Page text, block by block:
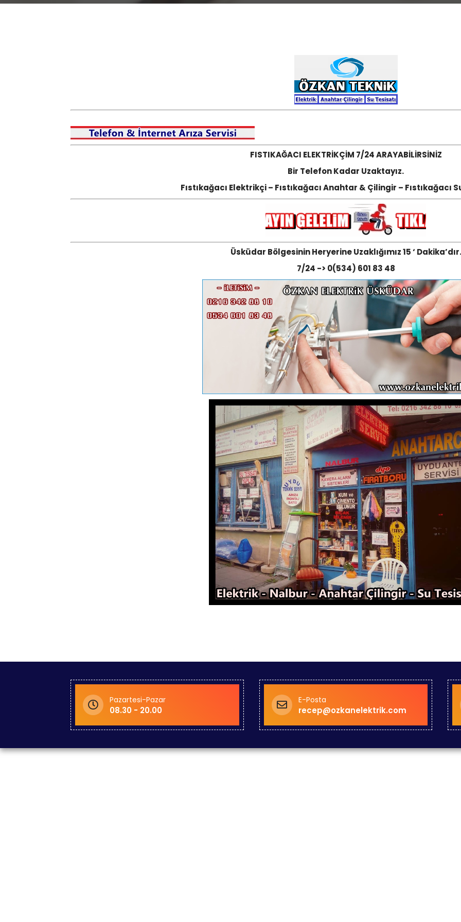
FISTIKAĞACI ELEKTRİKÇİM 7/24 ARAYABİLİRSİNİZ
Bir Telefon Kadar Uzaktayız.
Fıstıkağacı Elektrikçi – Fıstıkağacı Anahtar & Çilingir – Fıstıkağacı
Üsküdar Bölgesinin Heryerine Uzaklığımız 15 ‘ Dakika’dır.
7/24 -> 0(534) 601 83 48
Pazartesi-Pazar
08.30 - 20.00
E-Posta
recep@ozkanelektrik.com